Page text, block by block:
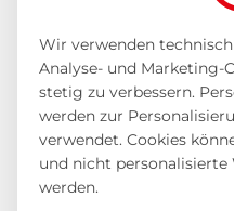
Wir verwenden
Analyse- und Marketing-
stetig zu verbessern.
werden zur
verwendet. Cookies
und nicht
werden.